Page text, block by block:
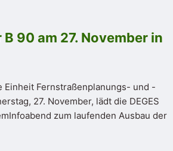
90 am 27. November in
Einheit Fernstraßenplanungs- und -
27. November, lädt die DEGES
zum laufenden Ausbau der